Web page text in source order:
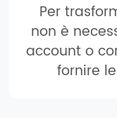
Per
non è
account o
fornire